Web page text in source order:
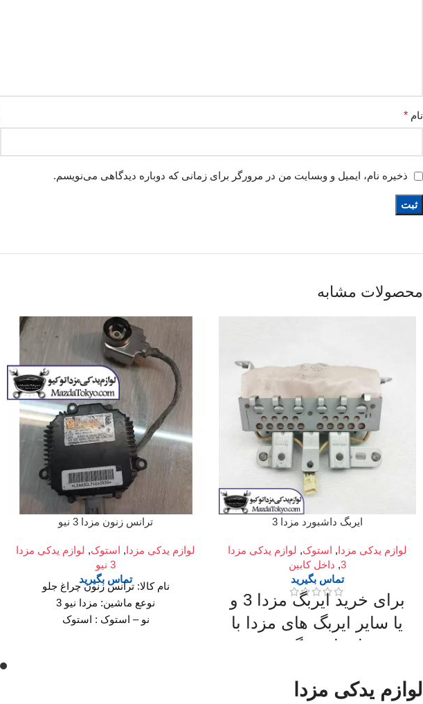
نام *
ذخیره نام، ایمیل و وبسایت من در مرورگر برای زمانی که دوباره دیدگاهی می‌نویسم.
محصولات مشابه
ایربگ داشبورد مزدا 3
لوازم یدکی مزدا, استوک, لوازم یدکی مزدا
3
, داخل کابین
تماس بگیرید
برای خرید ایربگ مزدا 3 و
یا سایر ایربگ های مزدا با
ما تماس بگیرید.
(چراغ برق) ،تقاطع خیابان ملت
ترانس زنون مزدا 3 نیو
لوازم یدکی مزدا, استوک, لوازم یدکی مزدا
3 نیو
تماس بگیرید
نام کالا: ترانس زنون چراغ جلو
نوعع ماشین: مزدا نیو 3
نو – استوک : استوک
لوازم یدکی مزدا